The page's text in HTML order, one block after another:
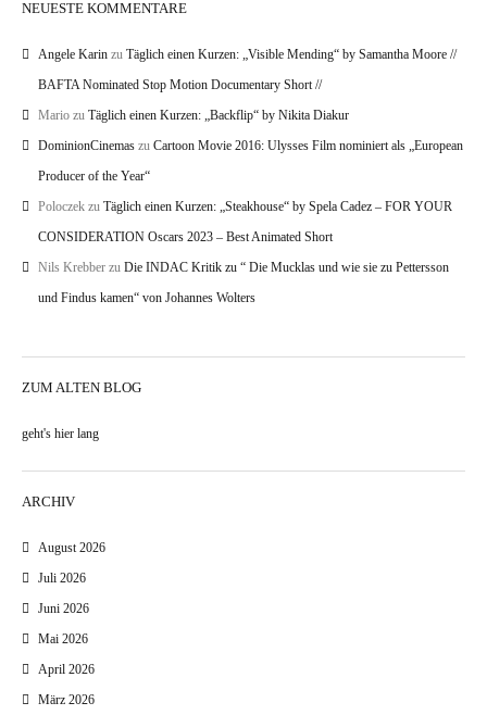
NEUESTE KOMMENTARE
Angele Karin zu Täglich einen Kurzen: „Visible Mending“ by Samantha Moore //
BAFTA Nominated Stop Motion Documentary Short //
Mario zu Täglich einen Kurzen: „Backflip“ by Nikita Diakur
DominionCinemas zu Cartoon Movie 2016: Ulysses Film nominiert als „European
Producer of the Year“
Poloczek zu Täglich einen Kurzen: „Steakhouse“ by Spela Cadez – FOR YOUR
CONSIDERATION Oscars 2023 – Best Animated Short
Nils Krebber zu Die INDAC Kritik zu “ Die Mucklas und wie sie zu Pettersson
und Findus kamen“ von Johannes Wolters
ZUM ALTEN BLOG
geht's hier lang
ARCHIV
August 2026
Juli 2026
Juni 2026
Mai 2026
April 2026
März 2026